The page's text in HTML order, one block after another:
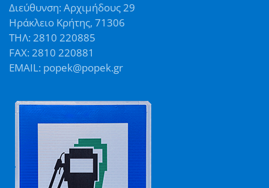
Διεύθυνση: Αρχιμήδους 29
Ηράκλειο Κρήτης, 71306
ΤΗΛ: 2810 220885
FAX: 2810 220881
EMAIL: popek@popek.gr